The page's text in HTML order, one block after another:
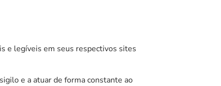
e legíveis em seus respectivos sites
e a atuar de forma constante ao